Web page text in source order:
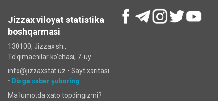
Jizzax viloyat statistika
boshqarmasi
130100, Jizzax sh.,
To'qimachilar ko‘chаsi, 7-uy
info@jizzaxstat.uz • Sayt xaritasi
• Bizga xabar yuboring
Ma`lumotda xato topdingizmi?